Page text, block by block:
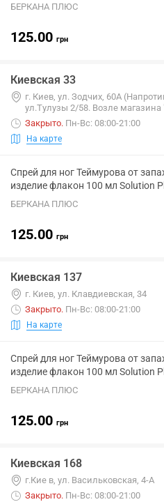
БЕРКАНА ПЛЮС
125.00 грн
Киевская 33
г. Киев, ул. Зодчих, 60А
ул.Тулузы 2/58. Возле
Закрыто. Пн-Вс: 08:00-21:00
На карте
Спрей для ног Теймурова от
изделие флакон 100 мл Solution
БЕРКАНА ПЛЮС
125.00 грн
Киевская 137
г. Киев, ул. Клавдиевская, 34
Закрыто. Пн-Вс: 08:00-21:00
На карте
Спрей для ног Теймурова от
изделие флакон 100 мл Solution
БЕРКАНА ПЛЮС
125.00 грн
Киевская 168
г.Кие в, ул. Васильковская, 4-А
Закрыто. Пн-Вс: 08:00-21:00